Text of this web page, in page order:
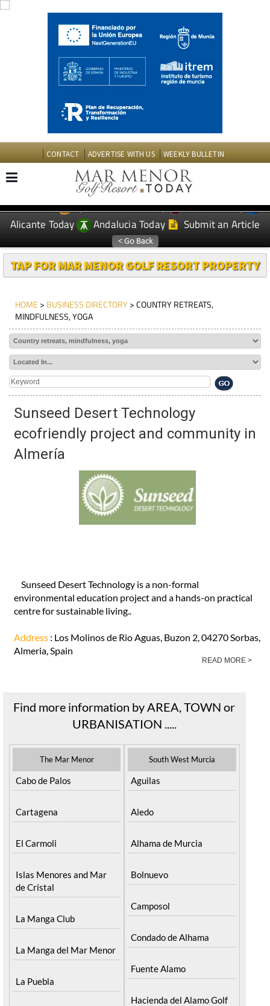
CONTACT ADVERTISE WITH US WEEKLY BULLETIN
EDITIONS: Spanish News Today
Murcia Today
Alicante Today
Andalucia Today Submit an Article
TAP FOR MAR MENOR GOLF RESORT PROPERTY
HOME > BUSINESS DIRECTORY> COUNTRY RETREATS,
MINDFULNESS, YOGA
Sunseed Desert Technology
ecofriendly project and community in
Almería
Sunseed Desert Technology is a non-formal
environmental education project and a hands-on practical
centre for sustainable living..
Address : Los Molinos de Rio Aguas, Buzon 2, 04270 Sorbas,
Almeria, Spain
READ MORE >
Find more information by AREA, TOWN or
URBANISATION .....
The Mar Menor
Cabo de Palos
Cartagena
El Carmoli
Islas Menores and Mar
de Cristal
La Manga Club
La Manga del Mar Menor
La Puebla
South West Murcia
Aguilas
Aledo
Alhama de Murcia
Bolnuevo
Camposol
Condado de Alhama
Fuente Alamo
Hacienda del Alamo Golf